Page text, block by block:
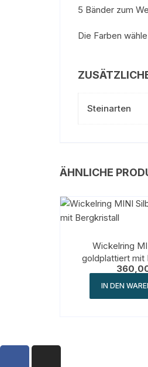
5 Bänder zum
Die Farben
Steinarten
ÄHNLICHE
Wickelring
goldplattiert mit
IN DEN